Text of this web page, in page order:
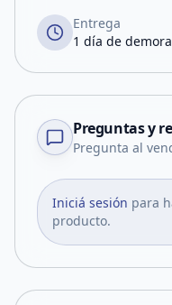
Entrega
1 día de demora
Preguntas y
Pregunta al
Iniciá sesión para
producto.